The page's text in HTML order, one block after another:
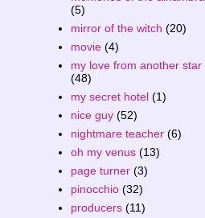
(5)
mirror of the witch (20)
movie (4)
my love from another star
(48)
my secret hotel (1)
nice guy (52)
nightmare teacher (6)
oh my venus (13)
page turner (3)
pinocchio (32)
producers (11)